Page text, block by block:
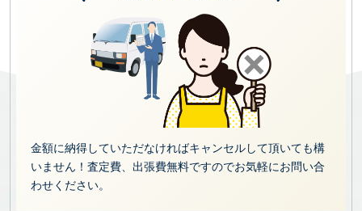
金額に納得していただなければキャンセルして頂いても構
いません！査定費、出張費無料ですのでお気軽にお問い合
わせください。